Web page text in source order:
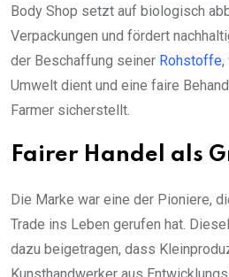
Body Shop setzt auf biologisch
Verpackungen und fördert
der Beschaffung seiner Rohstoffe,
Umwelt dient und eine faire
Farmer sicherstellt.
Fairer Handel als
Die Marke war eine der Pioniere,
Trade ins Leben gerufen hat.
dazu beigetragen, dass